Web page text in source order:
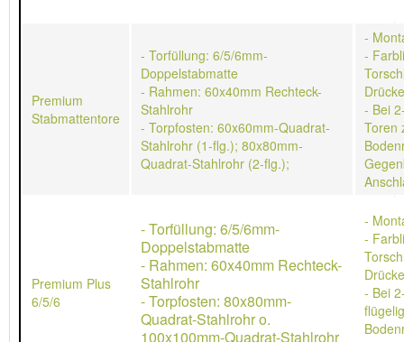
Premium
Stabmattentore
- Torfüllung: 6/5/6mm-
Doppelstabmatte
- Rahmen: 60x40mm Rechteck-
Stahlrohr
- Torpfosten: 60x60mm-Quadrat-
Stahlrohr (1-flg.); 80x80mm-
Quadrat-Stahlrohr (2-flg.);
-
-
- Bei
Toren
Premium Plus
6/5/6
- Torfüllung: 6/5/6mm-
Doppelstabmatte
- Rahmen: 60x40mm Rechteck-
Stahlrohr
- Torpfosten: 80x80mm-
Quadrat-Stahlrohr o.
100x100mm-Quadrat-Stahlrohr
-
-
- Bei